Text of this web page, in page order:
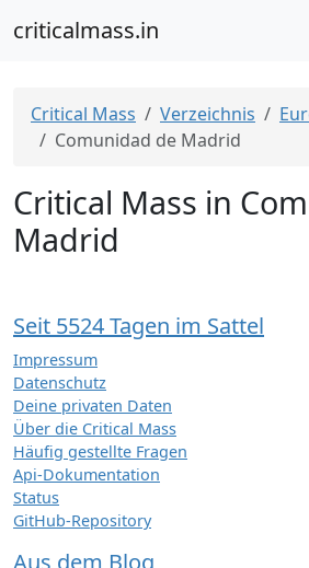
criticalmass.in
Critical Mass Verzeichnis
Comunidad de Madrid
Critical Mass in
Madrid
Seit 5524 Tagen im Sattel
Impressum
Datenschutz
Deine privaten Daten
Über die Critical Mass
Häufig gestellte Fragen
Api-Dokumentation
Status
GitHub-Repository
Aus dem Blog